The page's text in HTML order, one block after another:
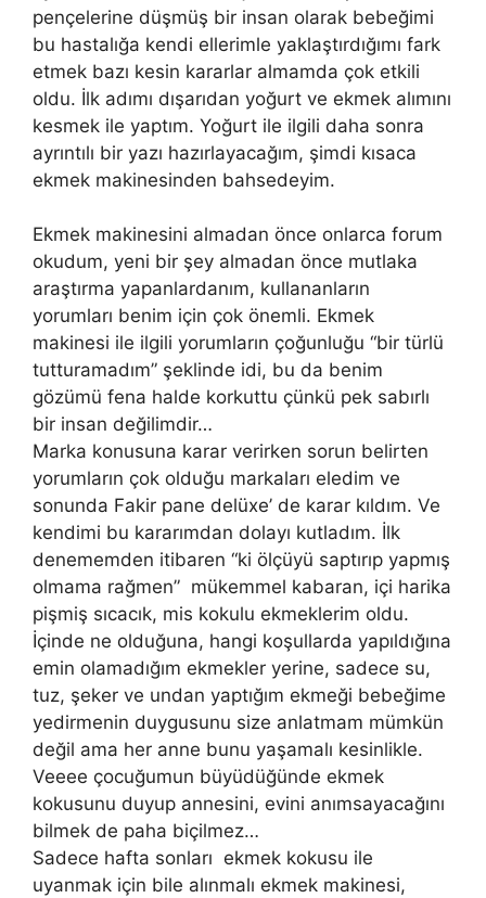
pençelerine düşmüş bir insan olarak bebeğimi
bu hastalığa kendi ellerimle yaklaştırdığımı fark
etmek bazı kesin kararlar almamda çok etkili
oldu. İlk adımı dışarıdan yoğurt ve ekmek alımını
kesmek ile yaptım. Yoğurt ile ilgili daha sonra
ayrıntılı bir yazı hazırlayacağım, şimdi kısaca
ekmek makinesinden bahsedeyim.
Ekmek makinesini almadan önce onlarca forum
okudum, yeni bir şey almadan önce mutlaka
araştırma yapanlardanım, kullananların
yorumları benim için çok önemli. Ekmek
makinesi ile ilgili yorumların çoğunluğu “bir türlü
tutturamadım” şeklinde idi, bu da benim
gözümü fena halde korkuttu çünkü pek sabırlı
bir insan değilimdir…
Marka konusuna karar verirken sorun belirten
yorumların çok olduğu markaları eledim ve
sonunda Fakir pane delüxe’ de karar kıldım. Ve
kendimi bu kararımdan dolayı kutladım. İlk
denememden itibaren “ki ölçüyü saptırıp yapmış
olmama rağmen” mükemmel kabaran, içi harika
pişmiş sıcacık, mis kokulu ekmeklerim oldu.
İçinde ne olduğuna, hangi koşullarda yapıldığına
emin olamadığım ekmekler yerine, sadece su,
tuz, şeker ve undan yaptığım ekmeği bebeğime
yedirmenin duygusunu size anlatmam mümkün
değil ama her anne bunu yaşamalı kesinlikle.
Veeee çocuğumun büyüdüğünde ekmek
kokusunu duyup annesini, evini anımsayacağını
bilmek de paha biçilmez…
Sadece hafta sonları ekmek kokusu ile
uyanmak için bile alınmalı ekmek makinesi,